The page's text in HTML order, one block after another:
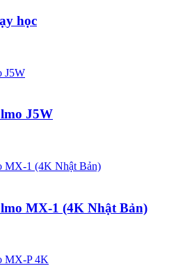
học
J5W
MX-1 (4K Nhật Bản)